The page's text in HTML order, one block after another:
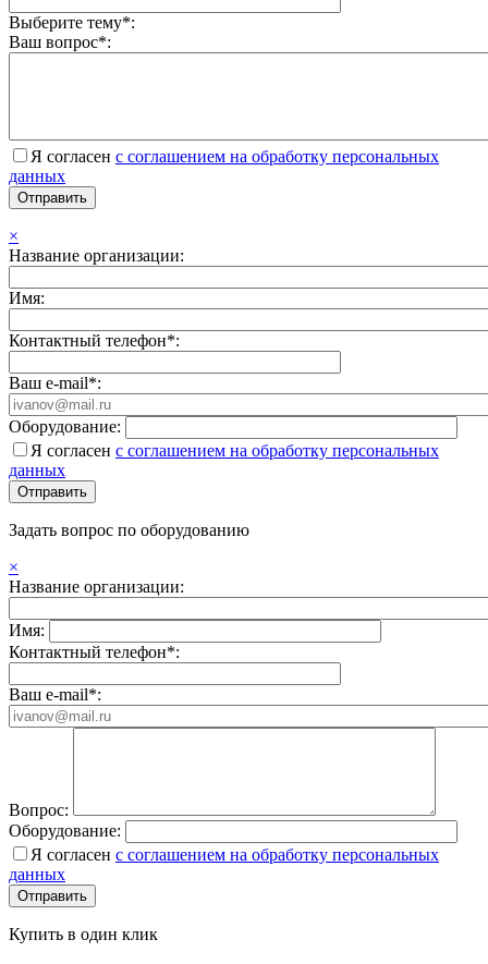
Выберите тему*:
Ваш вопрос*:
Я согласен с соглашением на обработку персональных
данных
×
Название организации:
Имя:
Контактный телефон*:
Ваш e-mail*:
Оборудование:
Я согласен с соглашением на обработку персональных
данных
Задать вопрос по оборудованию
×
Название организации:
Имя:
Контактный телефон*:
Ваш e-mail*:
Вопрос:
Оборудование:
Я согласен с соглашением на обработку персональных
данных
Купить в один клик